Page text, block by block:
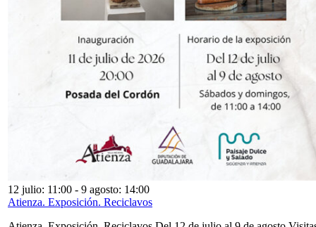
12 julio: 11:00 - 9 agosto: 14:00
Atienza. Exposición. Reciclavos